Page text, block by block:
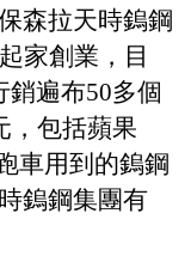
森拉天時鎢鋼
家創業，目
銷遍布50多個
，包括蘋果
車用到的鎢鋼
鎢鋼集團有